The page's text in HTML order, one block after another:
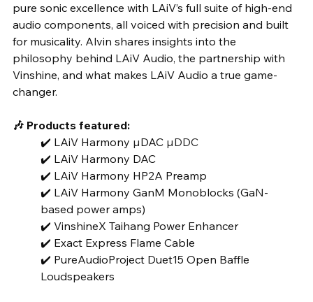
pure sonic excellence with LAiV’s full suite of high-end
audio components, all voiced with precision and built
for musicality. Alvin shares insights into the
philosophy behind LAiV Audio, the partnership with
Vinshine, and what makes LAiV Audio a true game-
changer.
🎶 Products featured:
✔️ LAiV Harmony µDAC µDDC
✔️ LAiV Harmony DAC
✔️ LAiV Harmony HP2A Preamp
✔️ LAiV Harmony GanM Monoblocks (GaN-
based power amps)
✔️ VinshineX Taihang Power Enhancer
✔️ Exact Express Flame Cable
✔️ PureAudioProject Duet15 Open Baffle
Loudspeakers